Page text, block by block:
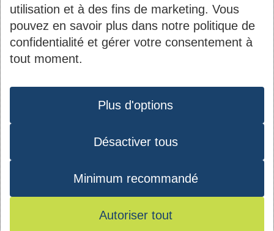
utilisation et à des fins de marketing. Vous
pouvez en savoir plus dans notre politique de
confidentialité et gérer votre consentement à
tout moment.
Plus d'options
Désactiver tous
Minimum recommandé
Autoriser tout
Informations
du
pied
de
page
Matricule : 1919 2200
RCS : B 40971
Contact
L-1852 Luxembourg
Tél. :44 82 92-1
Instagram
YoutubeFacebook